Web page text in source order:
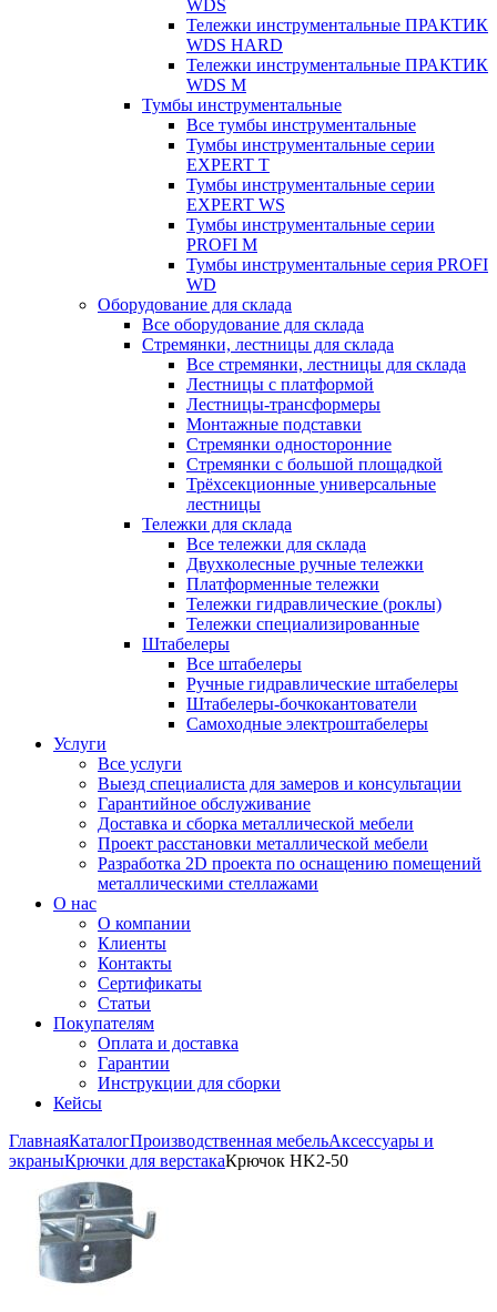
WDS
Тележки инструментальные ПРАКТИК
WDS HARD
Тележки инструментальные ПРАКТИК
WDS M
Тумбы инструментальные
Все тумбы инструментальные
Тумбы инструментальные серии
EXPERT T
Тумбы инструментальные серии
EXPERT WS
Тумбы инструментальные серии
PROFI M
Тумбы инструментальные серия PROFI
WD
Оборудование для склада
Все оборудование для склада
Стремянки, лестницы для склада
Все стремянки, лестницы для склада
Лестницы с платформой
Лестницы-трансформеры
Монтажные подставки
Стремянки односторонние
Стремянки с большой площадкой
Трёхсекционные универсальные
лестницы
Тележки для склада
Все тележки для склада
Двухколесные ручные тележки
Платформенные тележки
Тележки гидравлические (роклы)
Тележки специализированные
Штабелеры
Все штабелеры
Ручные гидравлические штабелеры
Штабелеры-бочкокантователи
Самоходные электроштабелеры
Услуги
Все услуги
Выезд специалиста для замеров и консультации
Гарантийное обслуживание
Доставка и сборка металлической мебели
Проект расстановки металлической мебели
Разработка 2D проекта по оснащению помещений
металлическими стеллажами
О нас
О компании
Клиенты
Контакты
Сертификаты
Статьи
Покупателям
Оплата и доставка
Гарантии
Инструкции для сборки
Кейсы
ГлавнаяКаталогПроизводственная мебельАксессуары и
экраныКрючки для верстакаКрючок HK2-50